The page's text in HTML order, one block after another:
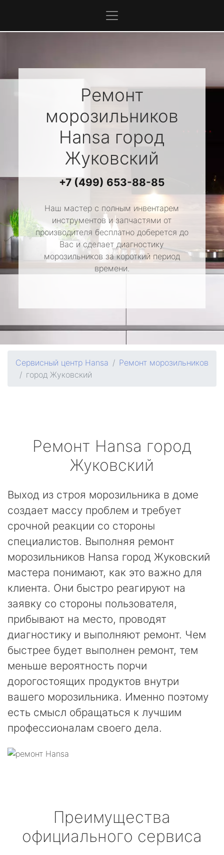
Ремонт
морозильников
Hansa город
Жуковский
+7 (499) 653-88-85
Наш мастер с полным инвентарем
инструментов и запчастями от
производителя бесплатно доберется до
Вас и сделает диагностику
морозильников за короткий период
времени.
Сервисный центр Hansa
Ремонт морозильников
город Жуковский
Ремонт Hansa город
Жуковский
Выход из строя морозильника в доме
создает массу проблем и требует
срочной реакции со стороны
специалистов. Выполняя ремонт
морозильников Hansa город Жуковский
мастера понимают, как это важно для
клиента. Они быстро реагируют на
заявку со стороны пользователя,
прибывают на место, проводят
диагностику и выполняют ремонт. Чем
быстрее будет выполнен ремонт, тем
меньше вероятность порчи
дорогостоящих продуктов внутри
вашего морозильника. Именно поэтому
есть смысл обращаться к лучшим
профессионалам своего дела.
Преимущества
официального сервиса